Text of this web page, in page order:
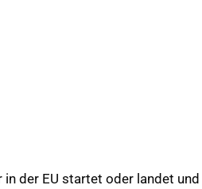
in der EU startet oder landet